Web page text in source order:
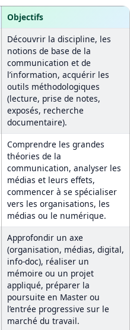
Objectifs
Découvrir la discipline, les
notions de base de la
communication et de
l’information, acquérir les
outils méthodologiques
(lecture, prise de notes,
exposés, recherche
documentaire).
Comprendre les grandes
théories de la
communication, analyser les
médias et leurs effets,
commencer à se spécialiser
vers les organisations, les
médias ou le numérique.
Approfondir un axe
(organisation, médias, digital,
info-doc), réaliser un
mémoire ou un projet
appliqué, préparer la
poursuite en Master ou
l’entrée progressive sur le
marché du travail.